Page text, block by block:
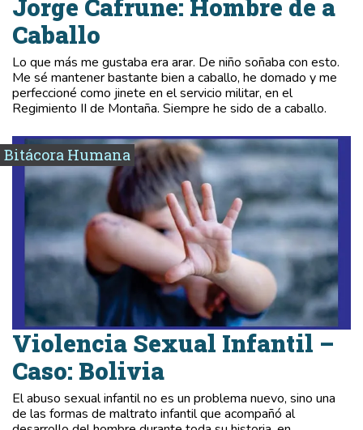
Jorge Cafrune: Hombre de a
Caballo
Lo que más me gustaba era arar. De niño soñaba con esto.
Me sé mantener bastante bien a caballo, he domado y me
perfeccioné como jinete en el servicio militar, en el
Regimiento II de Montaña. Siempre he sido de a caballo.
Bitácora Humana
Violencia Sexual Infantil –
Caso: Bolivia
El abuso sexual infantil no es un problema nuevo, sino una
de las formas de maltrato infantil que acompañó al